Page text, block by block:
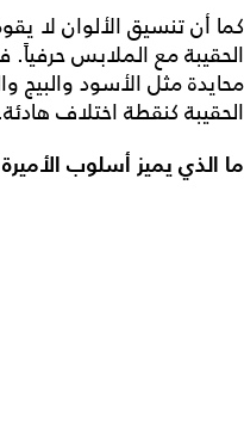
كما أن تنسيق الألوان لا
الحقيبة مع الملابس حرفياً.
محايدة مثل الأسود والبيج
الحقيبة كنقطة اختلاف هادئة.
ما الذي يميز أسلوب